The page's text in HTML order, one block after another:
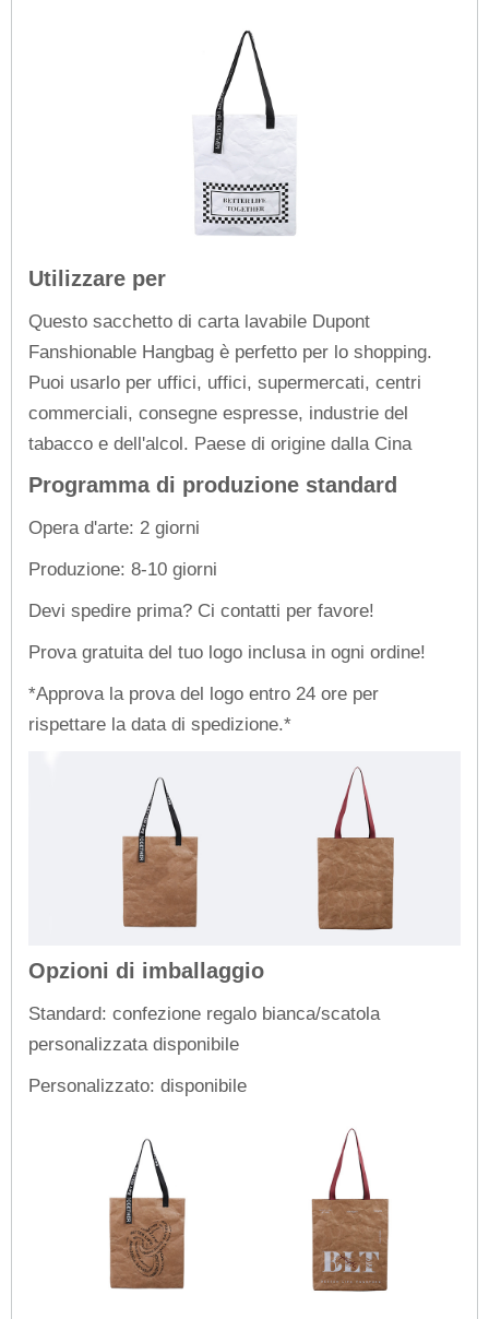
Utilizzare per
Questo sacchetto di carta lavabile Dupont
Fanshionable Hangbag è perfetto per lo shopping.
Puoi usarlo per uffici, uffici, supermercati, centri
commerciali, consegne espresse, industrie del
tabacco e dell'alcol. Paese di origine dalla Cina
Programma di produzione standard
Opera d'arte: 2 giorni
Produzione: 8-10 giorni
Devi spedire prima? Ci contatti per favore!
Prova gratuita del tuo logo inclusa in ogni ordine!
*Approva la prova del logo entro 24 ore per
rispettare la data di spedizione.*
Opzioni di imballaggio
Standard: confezione regalo bianca/scatola
personalizzata disponibile
Personalizzato: disponibile